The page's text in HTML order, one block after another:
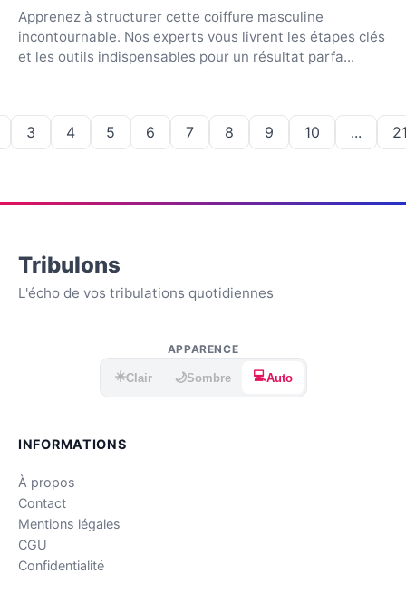
Apprenez à structurer cette coiffure masculine
incontournable. Nos experts vous livrent les étapes clés
et les outils indispensables pour un résultat parfa...
3 4 5 6 7 8 9 10 ...
Tribulons
L'écho de vos tribulations quotidiennes
APPARENCE
☀️Clair 🌙Sombre 💻Auto
INFORMATIONS
À propos
Contact
Mentions légales
CGU
Confidentialité